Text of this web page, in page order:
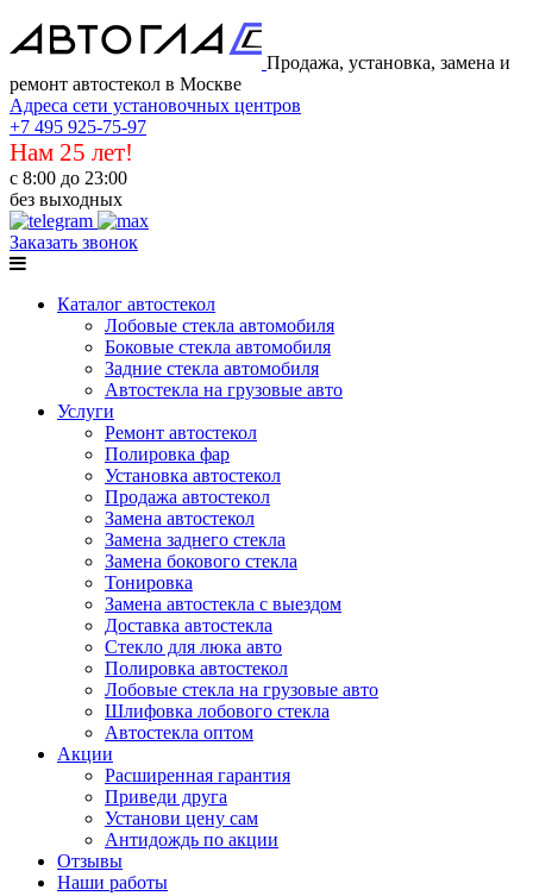
Продажа, установка, замена и
ремонт автостекол в Москве
Адреса сети установочных центров
+7 495 925-75-97
Нам 25 лет!
с 8:00 до 23:00
без выходных
Заказать звонок
Каталог автостекол
Лобовые стекла автомобиля
Боковые стекла автомобиля
Задние стекла автомобиля
Автостекла на грузовые авто
Услуги
Ремонт автостекол
Полировка фар
Установка автостекол
Продажа автостекол
Замена автостекол
Замена заднего стекла
Замена бокового стекла
Тонировка
Замена автостекла с выездом
Доставка автостекла
Стекло для люка авто
Полировка автостекол
Лобовые стекла на грузовые авто
Шлифовка лобового стекла
Автостекла оптом
Акции
Расширенная гарантия
Приведи друга
Установи цену сам
Антидождь по акции
Отзывы
Наши работы